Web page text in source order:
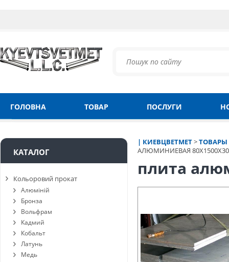
ГОЛОВНА ТОВАР ПОСЛУГИ
| КИЕВЦВЕТМЕТ>ТОВАРЫ
АЛЮМИНИЕВАЯ
плита
КАТАЛОГ
Кольоровий прокат
Алюміній
Бронза
Вольфрам
Кадмий
Кобальт
Латунь
Медь